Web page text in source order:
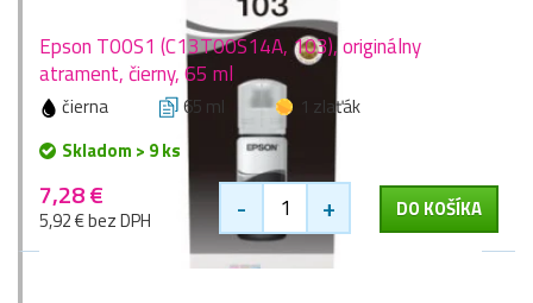
Epson T00S1 (C13T00S14A, 103), originálny
atrament, čierny, 65 ml
čierna 65 ml
1 zlaťák
Skladom > 9 ks
7,28 €
5,92 € bez DPH - + DO KOŠÍKA